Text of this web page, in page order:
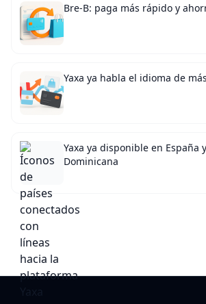
Bre-B: paga más rápido y
Yaxa ya habla el idioma de
Yaxa ya disponible en España
Dominicana